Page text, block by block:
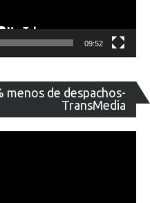
09:52
menos de despachos-
TransMedia
de